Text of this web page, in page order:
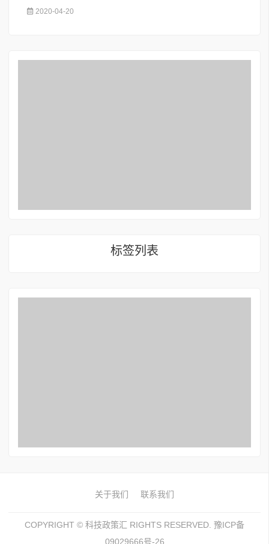
2020-04-20
标签列表
关于我们 联系我们
COPYRIGHT © 科技政策汇 RIGHTS RESERVED. 豫ICP备
09029666号-26